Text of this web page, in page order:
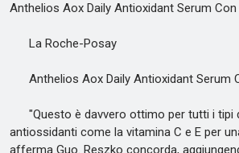
Anthelios Aox Daily Antioxidant Serum Con
La Roche-Posay
Anthelios Aox Daily Antioxidant Serum
"Questo è davvero ottimo per tutti i tipi
antiossidanti come la vitamina C e E per
afferma Guo. Reszko concorda,